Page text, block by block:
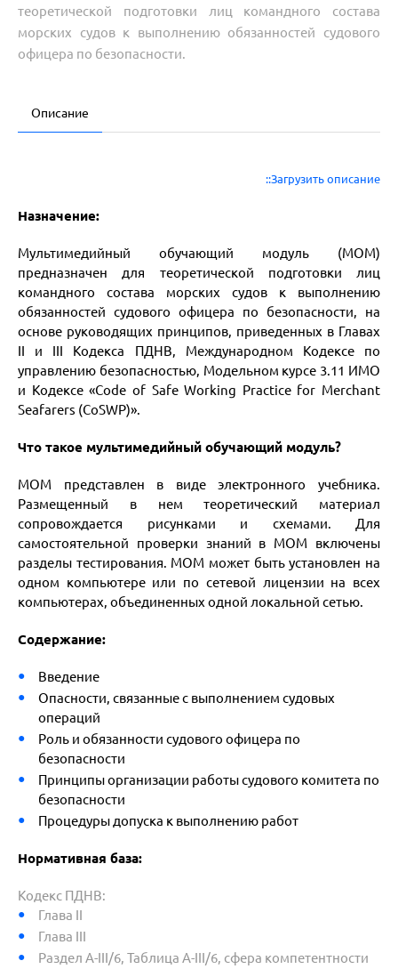
теоретической подготовки лиц командного состава
морских судов к выполнению обязанностей судового
офицера по безопасности.
Описание
::Загрузить описание
Назначение:
Мультимедийный обучающий модуль (МОМ)
предназначен для теоретической подготовки лиц
командного состава морских судов к выполнению
обязанностей судового офицера по безопасности, на
основе руководящих принципов, приведенных в Главах
II и III Кодекса ПДНВ, Международном Кодексе по
управлению безопасностью, Модельном курсе 3.11 ИМО
и Кодексе «Code of Safe Working Practice for Merchant
Seafarers (CoSWP)».
Что такое мультимедийный обучающий модуль?
МОМ представлен в виде электронного учебника.
Размещенный в нем теоретический материал
сопровождается рисунками и схемами. Для
самостоятельной проверки знаний в МОМ включены
разделы тестирования. МОМ может быть установлен на
одном компьютере или по сетевой лицензии на всех
компьютерах, объединенных одной локальной сетью.
Содержание:
Введение
Опасности, связанные с выполнением судовых
операций
Роль и обязанности судового офицера по
безопасности
Принципы организации работы судового комитета по
безопасности
Процедуры допуска к выполнению работ
Нормативная база:
Кодекс ПДНВ:
Глава II
Глава III
Раздел A-III/6, Таблица A-III/6, сфера компетентности